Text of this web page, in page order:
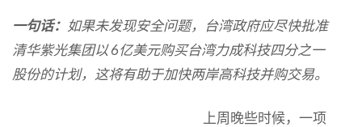
一句话： 如果未发现安全问题，台湾政府应尽快批准
清华紫光集团以 6亿美元购买台湾力成科技四分之一
股份的计划，这将有助于加快两岸高科技并购交易。
上周晚些时候，一项